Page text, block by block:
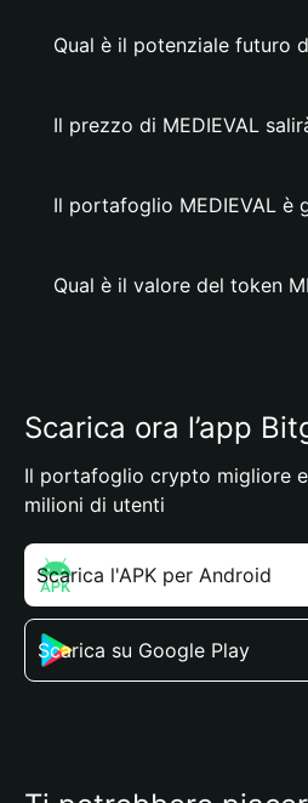
Qual è il potenziale futuro
Il prezzo di MEDIEVAL
Il portafoglio MEDIEVAL è
Qual è il valore del token
Scarica ora l’app
Il portafoglio crypto migliore
milioni di utenti
Scarica l'APK per Android
Scarica su Google Play